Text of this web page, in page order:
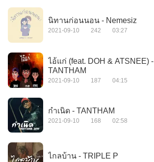
นิทานก่อนนอน - Nemesiz
2021-09-10 242 03:27
ไอ้แก่ (feat. DOH & ATSNEE) -
TANTHAM
2021-09-10 187 04:15
กำเนิด - TANTHAM
2021-09-10 168 02:58
ไกลบ้าน - TRIPLE P